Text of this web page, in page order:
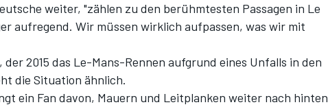
weiter, "zählen zu den berühmtesten Passagen in Le
aufregend. Wir müssen wirklich aufpassen, was wir mit
2015 das Le-Mans-Rennen aufgrund eines Unfalls in den
die Situation ähnlich.
ein Fan davon, Mauern und Leitplanken weiter nach hinten